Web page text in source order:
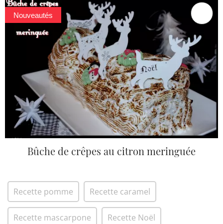
Nouveautés
Bûche de crêpes au citron meringuée
Recette pomme Recette caramel
Recette mascarpone Recette Noël